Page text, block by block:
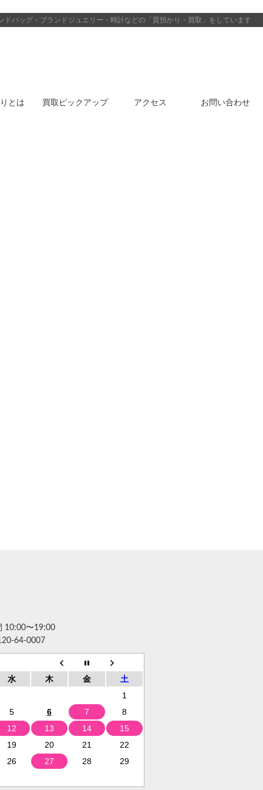
ドバッグ・ブランドジュエリー・時計などの「質預かり・買取」をしています
とは 買取ピックアップ アクセス お問い合わせ
10:00〜19:00
64-0007
水 木 金
土
1
5
6 7
8
12
13 14
15
19
20 21
22
26
27 28 29